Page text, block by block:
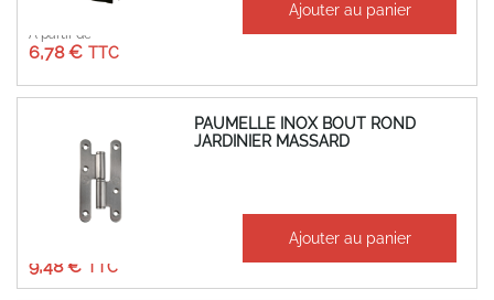
À partir de
6,78 €
Ajouter au panier
PAUMELLE INOX BOUT ROND
JARDINIER MASSARD
À partir de
9,48 €
Ajouter au panier